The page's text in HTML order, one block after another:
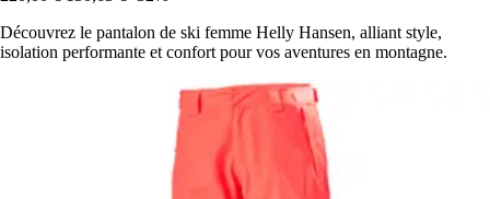
Découvrez le pantalon de ski femme Helly Hansen, alliant style,
isolation performante et confort pour vos aventures en montagne.